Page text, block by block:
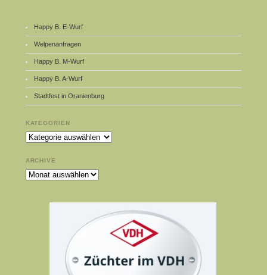
Happy B. E-Wurf
Welpenanfragen
Happy B. M-Wurf
Happy B. A-Wurf
Stadtfest in Oranienburg
KATEGORIEN
Kategorien
ARCHIVE
Archive